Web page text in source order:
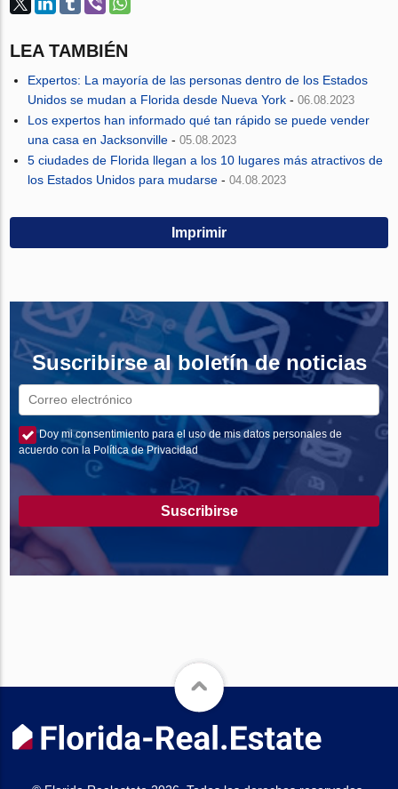
LEA TAMBIÉN
Expertos: La mayoría de las personas dentro de los Estados
Unidos se mudan a Florida desde Nueva York -06.08.2023
Los expertos han informado qué tan rápido se puede vender
una casa en Jacksonville -05.08.2023
5 ciudades de Florida llegan a los 10 lugares más atractivos de
los Estados Unidos para mudarse -04.08.2023
Imprimir
Suscribirse al boletín de noticias
Doy mi consentimiento para el uso de mis datos personales de
acuerdo con la Política de Privacidad
Suscribirse